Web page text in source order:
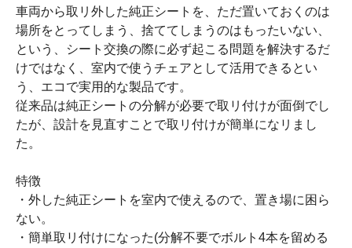
車両から取リ外した純正シートを、ただ置いておくのは
場所をとってしまう、捨ててしまうのはもったいない、
という、シート交換の際に必ず起こる問題を解決するだ
けではなく、室内で使うチェアとして活用できるとい
う、エコで実用的な製品です。
従来品は純正シートの分解が必要で取リ付けが面倒でし
たが、設計を見直すことで取リ付けが簡単になリまし
た。
特徴
・外した純正シートを室内で使えるので、置き場に困ら
ない。
・簡単取リ付けになった(分解不要でボルト4本を留める